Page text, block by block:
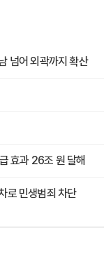
넘어 외곽까지 확산
효과 26조 원 달해
로 민생범죄 차단